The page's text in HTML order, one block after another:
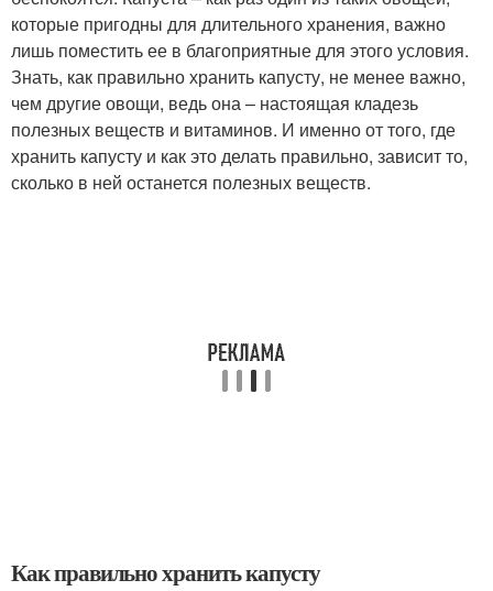
которые пригодны для длительного хранения, важно
лишь поместить ее в благоприятные для этого условия.
Знать, как правильно хранить капусту, не менее важно,
чем другие овощи, ведь она – настоящая кладезь
полезных веществ и витаминов. И именно от того, где
хранить капусту и как это делать правильно, зависит то,
сколько в ней останется полезных веществ.
Как правильно хранить капусту